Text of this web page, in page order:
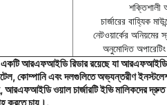
শক্তিশালী
চার্জারের বাহ্যিক
নেটওয়ার্কের অনিয়মের
অনুমোদিত
আরএফআইডি রিডার রয়েছে যা আরএফআইডি
কোম্পানি এবং দলগুলিতে অভ্যন্তরীণ
ওয়াল চার্জারটি ইভি মালিকদের দ্রুত